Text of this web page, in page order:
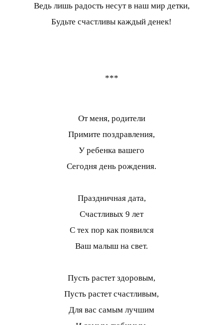
Ведь лишь радость несут в наш мир детки,
Будьте счастливы каждый денек!
***
От меня, родители
Примите поздравления,
У ребенка вашего
Сегодня день рождения.
Праздничная дата,
Счастливых 9 лет
С тех пор как появился
Ваш малыш на свет.
Пусть растет здоровым,
Пусть растет счастливым,
Для вас самым лучшим